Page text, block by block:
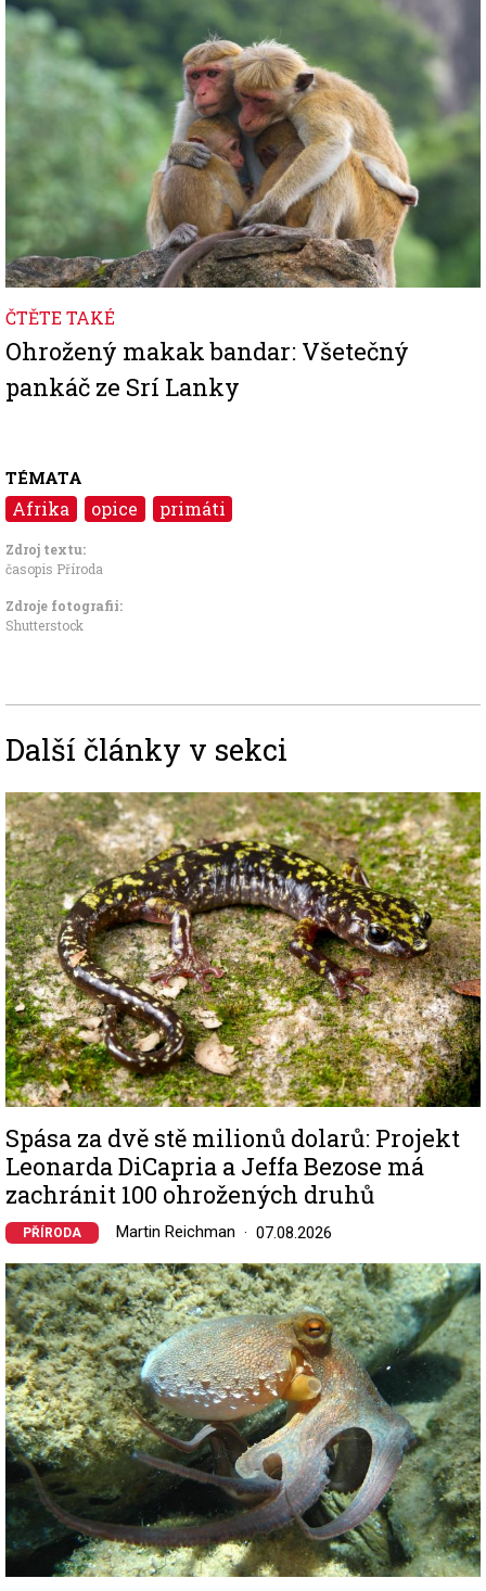
ČTĚTE TAKÉ
Ohrožený makak bandar: Všetečný
pankáč ze Srí Lanky
TÉMATA
Afrika opice primáti
Zdroj textu:
časopis Příroda
Zdroje fotografii:
Shutterstock
Další články v sekci
Image
Spása za dvě stě milionů dolarů: Projekt
Leonarda DiCapria a Jeffa Bezose má
zachránit 100 ohrožených druhů
PŘÍRODA Martin Reichman 07.08.2026
Image